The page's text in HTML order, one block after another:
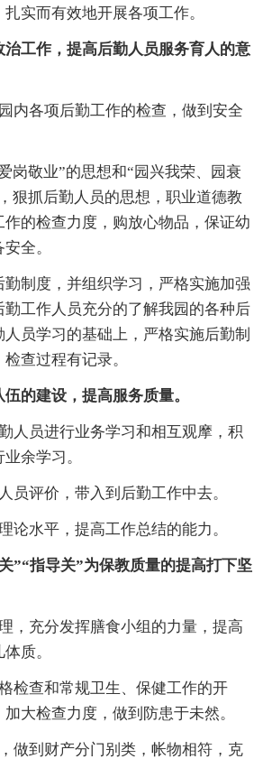
实而有效地开展各项工作。
治工作，提高后勤人员服务育人的意
内各项后勤工作的检查，做到安全
岗敬业”的思想和“园兴我荣、园衰
狠抓后勤人员的思想，职业道德教
的检查力度，购放心物品，保证幼
全。
勤制度，并组织学习，严格实施加强
工作人员充分的了解我园的各种后
员学习的基础上，严格实施后勤制
查过程有记录。
的建设，提高服务质量。
人员进行业务学习和相互观摩，积
余学习。
员评价，带入到后勤工作中去。
论水平，提高工作总结的能力。
”“指导关”为保教质量的提高打下坚
，充分发挥膳食小组的力量，提高
质。
检查和常规卫生、保健工作的开
大检查力度，做到防患于未然。
做到财产分门别类，帐物相符，克